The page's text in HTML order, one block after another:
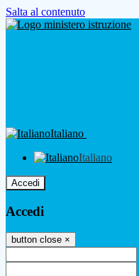
Salta al contenuto
Italiano
Italiano
Accedi
Accedi
button close ×